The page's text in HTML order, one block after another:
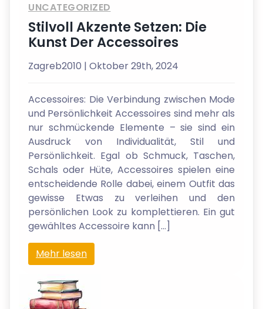
UNCATEGORIZED
Stilvoll Akzente Setzen: Die
Kunst Der Accessoires
Zagreb2010 | Oktober 29th, 2024
Accessoires: Die Verbindung zwischen Mode
und Persönlichkeit Accessoires sind mehr als
nur schmückende Elemente – sie sind ein
Ausdruck von Individualität, Stil und
Persönlichkeit. Egal ob Schmuck, Taschen,
Schals oder Hüte, Accessoires spielen eine
entscheidende Rolle dabei, einem Outfit das
gewisse Etwas zu verleihen und den
persönlichen Look zu komplettieren. Ein gut
gewähltes Accessoire kann […]
Mehr lesen